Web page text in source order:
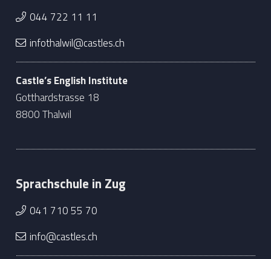
044 722 11 11
infothalwil@castles.ch
Castle’s English Institute
Gotthardstrasse 18
8800 Thalwil
Sprachschule in Zug
041 710 55 70
info@castles.ch